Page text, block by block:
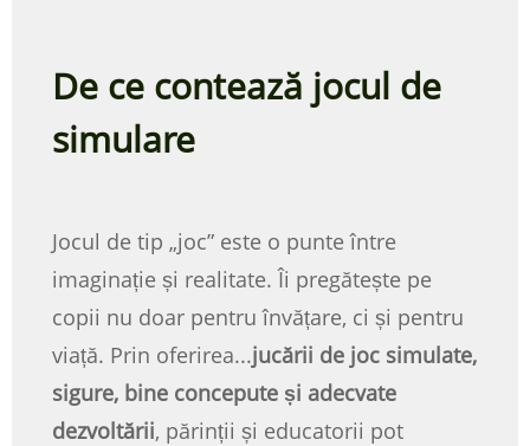
De ce contează jocul de
simulare
Jocul de tip „joc” este o punte între
imaginație și realitate. Îi pregătește pe
copii nu doar pentru învățare, ci și pentru
viață. Prin oferirea...jucării de joc simulate,
sigure, bine concepute și adecvate
dezvoltării, părinții și educatorii pot